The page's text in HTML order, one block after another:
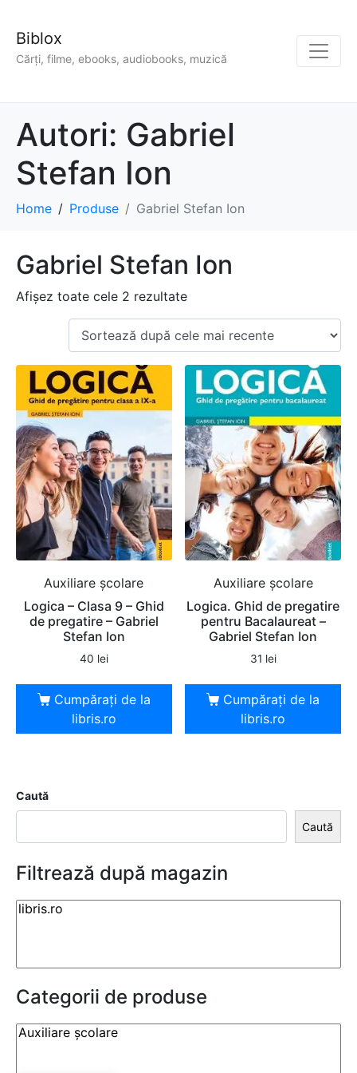
Biblox
Cărți, filme, ebooks, audiobooks, muzică
Autori: Gabriel
Stefan Ion
Home Produse Gabriel Stefan Ion
Gabriel Stefan Ion
Afișez toate cele 2 rezultate
Auxiliare şcolare
Logica – Clasa 9 – Ghid
de pregatire – Gabriel
Stefan Ion
40 lei
Cumpărați de la
libris.ro
Auxiliare şcolare
Logica. Ghid de pregatire
pentru Bacalaureat –
Gabriel Stefan Ion
31 lei
Cumpărați de la
libris.ro
Caută
Caută
Filtrează după magazin
Categorii de produse